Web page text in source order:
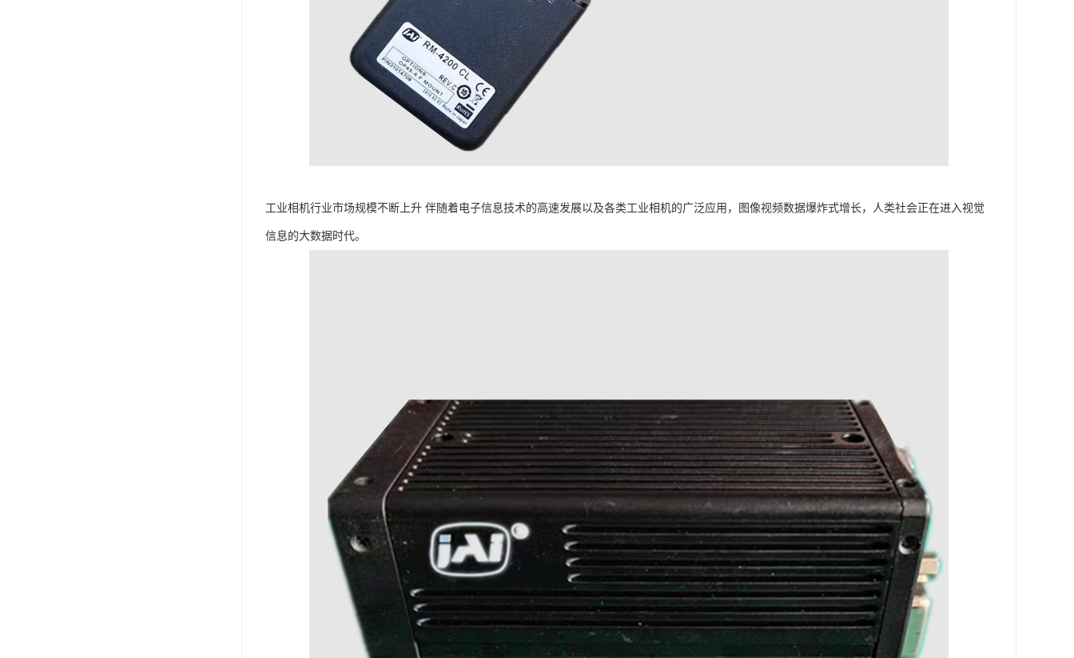
工业相机行业市场规模不断上升 伴随着电子信息技术的高速发展以及各类工业相机的广泛应用，图像视频数据爆炸式增长，人类社会正在进入视觉
信息的大数据时代。